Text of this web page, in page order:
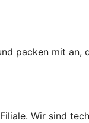
packen mit
Wir sind